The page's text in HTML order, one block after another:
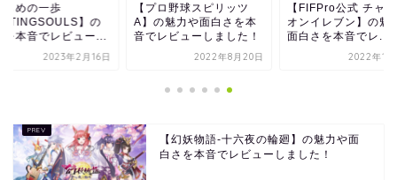
ロ野球スピリッツ
魅力や面白さを本
レビューしました！
2022年8月20日
【FIFPro公式 チャンピ
オンイレブン】の魅力や
面白さを本音でレ...
2022年12月8日
【テイルズウィーバ
ー:SecondRun】の
を本音でレビューし
2023年2
【幻妖物語-十六夜の輪廻】の魅力や面
白さを本音でレビューしました！